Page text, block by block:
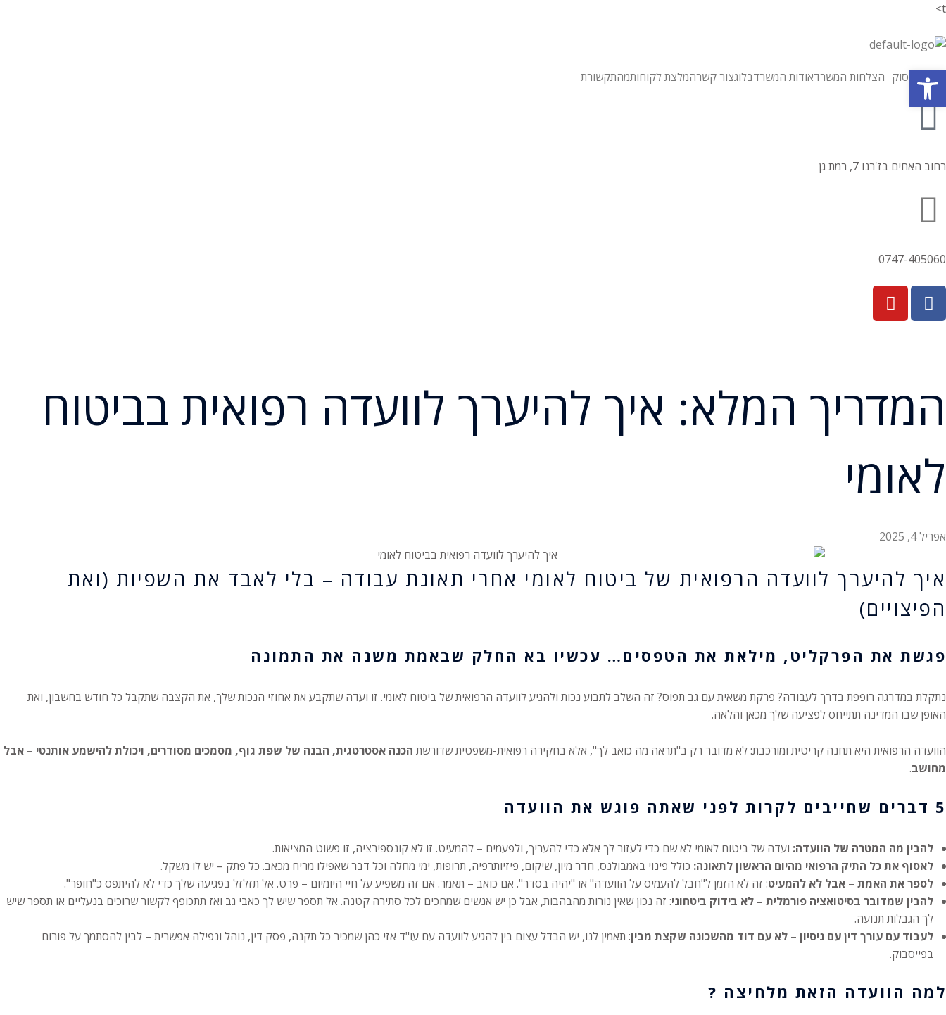
t>
תחומי עיסוק הצלחות המשרדאודות המשרדבלוגצור קשרהמלצת לקוחותמהתקשורת
רחוב האחים בז'רנו 7, רמת גן
0747-405060
המדריך המלא: איך להיערך לוועדה רפואית בביטוח
לאומי
אפריל 4, 2025
איך להיערך לוועדה הרפואית של ביטוח לאומי אחרי תאונת עבודה – בלי לאבד את השפיות (ואת
הפיצויים)
פגשת את הפרקליט, מילאת את הטפסים… עכשיו בא החלק שבאמת משנה את התמונה
נתקלת במדרגה רופפת בדרך לעבודה? פרקת משאית עם גב תפוס? זה השלב לתבוע נכות ולהגיע לוועדה הרפואית של ביטוח לאומי. זו ועדה שתקבע את אחוזי הנכות שלך, את הקצבה שתקבל כל חודש בחשבון, ואת
האופן שבו המדינה תתייחס לפציעה שלך מכאן והלאה.
הוועדה הרפואית היא תחנה קריטית ומורכבת: לא מדובר רק ב"תראה מה כואב לך", אלא בחקירה רפואית-משפטית שדורשת הכנה אסטרטגית, הבנה של שפת גוף, מסמכים מסודרים, ויכולת להישמע אותנטי – אבל
מחושב.
5 דברים שחייבים לקרות לפני שאתה פוגש את הוועדה
להבין מה המטרה של הוועדה: ועדה של ביטוח לאומי לא שם כדי לעזור לך אלא כדי להעריך, ולפעמים – להמעיט. זו לא קונספירציה, זו פשוט המציאות.
לאסוף את כל התיק הרפואי מהיום הראשון לתאונה: כולל פינוי באמבולנס, חדר מיון, שיקום, פיזיותרפיה, תרופות, ימי מחלה וכל דבר שאפילו מריח מכאב. כל פתק – יש לו משקל.
לספר את האמת – אבל לא להמעיט: זה לא הזמן ל"חבל להעמיס על הוועדה" או "יהיה בסדר". אם כואב – תאמר. אם זה משפיע על חיי היומיום – פרט. אל תזלזל בפגיעה שלך כדי לא להיתפס כ"חופר".
להבין שמדובר בסיטואציה פורמלית – לא בידוק ביטחוני: זה נכון שאין נורות מהבהבות, אבל כן יש אנשים שמחכים לכל סתירה קטנה. אל תספר שיש לך כאבי גב ואז תתכופף לקשור שרוכים בנעליים או תספר שיש
לך הגבלות תנועה.
לעבוד עם עורך דין עם ניסיון – לא עם דוד מהשכונה שקצת מבין: תאמין לנו, יש הבדל עצום בין להגיע לוועדה עם עו"ד אזי כהן שמכיר כל תקנה, פסק דין, נוהל ונפילה אפשרית – לבין להסתמך על פורום
בפייסבוק.
למה הוועדה הזאת מלחיצה ?
פתח סרגל נגישות